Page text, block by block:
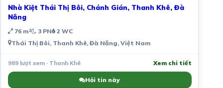
Nhà Kiệt Thái Thị Bôi, Chánh Gián, Thanh Khê, Đà
Nẵng
76 m² 3 PN 2 WC
Thái Thị Bôi, Thanh Khê, Đà Nẵng, Việt Nam
989 lượt xem · Thanh Khê Xem chi tiết
Hỏi tin này